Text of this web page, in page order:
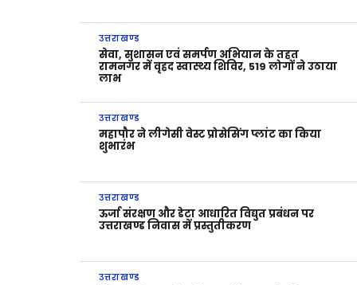
उत्तराखण्ड
सेवा, सुशासन एवं समर्पण अभियान के तहत
रामनगर में वृहद स्वास्थ्य शिविर, 519 लोगों ने उठाया
लाभ
उत्तराखण्ड
महापौर ने लीगेसी वेस्ट प्रोसेसिंग प्लांट का किया
शुभारंभ
उत्तराखण्ड
ऊर्जा संरक्षण और डेटा आधारित विद्युत प्रबंधन पर
उत्तराखण्ड निवास में प्रस्तुतीकरण
उत्तराखण्ड